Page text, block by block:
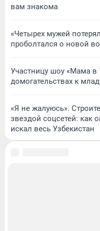
вам знакома
«Четырех мужей
проболтался о новой
Участницу шоу «Мама в
домогательствах к
«Я не жалуюсь».
звездой соцсетей: как
искал весь Узбекистан